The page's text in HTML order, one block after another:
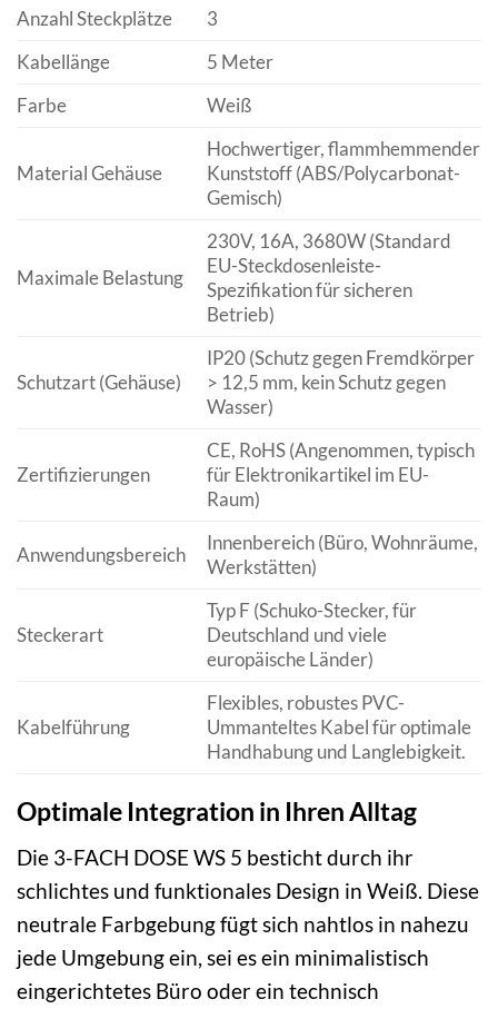
Anzahl Steckplätze
3
Kabellänge
5 Meter
Farbe
Weiß
Material Gehäuse
Hochwertiger, flammhemmender
Kunststoff (ABS/Polycarbonat-
Gemisch)
Maximale Belastung
230V, 16A, 3680W (Standard
EU-Steckdosenleiste-
Spezifikation für sicheren
Betrieb)
Schutzart (Gehäuse)
IP20 (Schutz gegen Fremdkörper
> 12,5 mm, kein Schutz gegen
Wasser)
Zertifizierungen
CE, RoHS (Angenommen, typisch
für Elektronikartikel im EU-
Raum)
Anwendungsbereich
Innenbereich (Büro, Wohnräume,
Werkstätten)
Steckerart
Typ F (Schuko-Stecker, für
Deutschland und viele
europäische Länder)
Kabelführung
Flexibles, robustes PVC-
Ummanteltes Kabel für optimale
Handhabung und Langlebigkeit.
Optimale Integration in Ihren Alltag
Die 3-FACH DOSE WS 5 besticht durch ihr
schlichtes und funktionales Design in Weiß. Diese
neutrale Farbgebung fügt sich nahtlos in nahezu
jede Umgebung ein, sei es ein minimalistisch
eingerichtetes Büro oder ein technisch